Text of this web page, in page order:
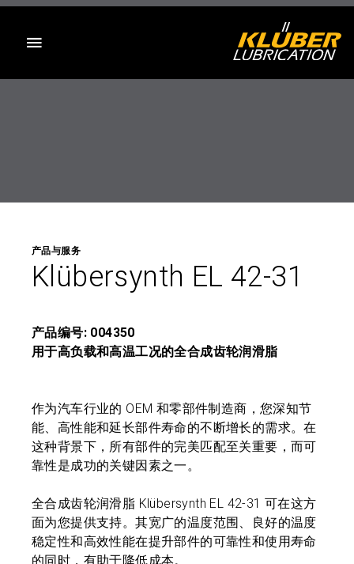
产品与服务
Klübersynth EL 42-31
产品编号: 004350
用于高负载和高温工况的全合成齿轮润滑脂
作为汽车行业的 OEM 和零部件制造商，您深知节
能、高性能和延长部件寿命的不断增长的需求。在
这种背景下，所有部件的完美匹配至关重要，而可
靠性是成功的关键因素之一。
全合成齿轮润滑脂 Klübersynth EL 42-31 可在这方
面为您提供支持。其宽广的温度范围、良好的温度
稳定性和高效性能在提升部件的可靠性和使用寿命
的同时，有助于降低成本。